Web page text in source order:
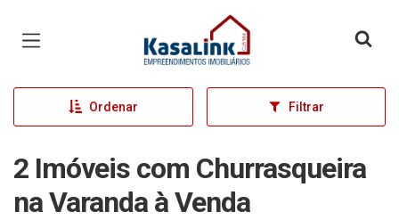
Página inicial
Ordenar Filtrar
2 Imóveis com Churrasqueira
na Varanda à Venda